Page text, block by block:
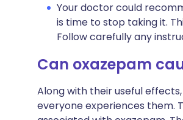
Your doctor could
is time to stop taking it.
Follow carefully any
Can oxazepam
Along with their useful
everyone experiences them.